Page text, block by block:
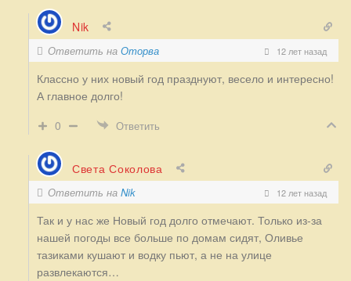
Nik
Ответить на Оторва 12 лет назад
Классно у них новый год празднуют, весело и интересно!
А главное долго!
0
Ответить
Света Соколова
Ответить на Nik 12 лет назад
Так и у нас же Новый год долго отмечают. Только из-за
нашей погоды все больше по домам сидят, Оливье
тазиками кушают и водку пьют, а не на улице
развлекаются…